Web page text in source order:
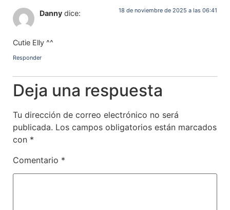
Danny dice: 18 de noviembre de 2025 a las 06:41
Cutie Elly ^^
Responder
Deja una respuesta
Tu dirección de correo electrónico no será
publicada. Los campos obligatorios están marcados
con *
Comentario *